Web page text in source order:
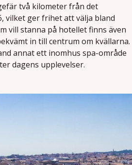
två kilometer från det
vilket ger frihet att välja bland
vill stanna på hotellet finns även
in till centrum om kvällarna.
annat ett inomhus spa-område
dagens upplevelser.